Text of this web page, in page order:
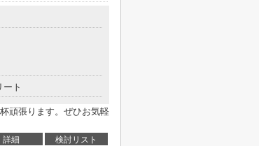
ト
頑張ります。ぜひお気軽
詳細
検討リスト